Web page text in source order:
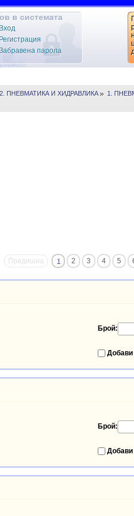
в системата
Вход
парола
2. ПНЕВМАТИКА И ХИДРАВЛИКА 1.
Предишна 1 2 3 4 5
Брой:
Добави
Брой:
Добави